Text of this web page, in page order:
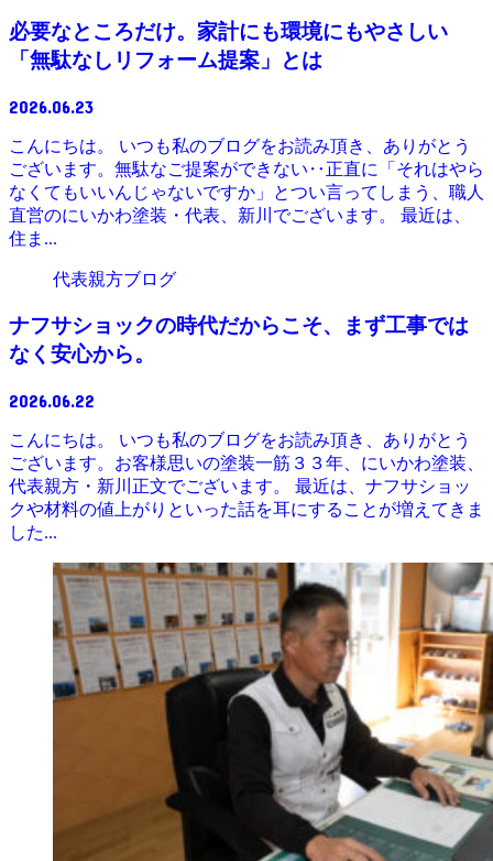
必要なところだけ。家計にも環境にもやさしい
「無駄なしリフォーム提案」とは
2026.06.23
こんにちは。 いつも私のブログをお読み頂き、ありがとう
ございます。無駄なご提案ができない‥正直に「それはやら
なくてもいいんじゃないですか」とつい言ってしまう、職人
直営のにいかわ塗装・代表、新川でございます。 最近は、
住ま...
代表親方ブログ
ナフサショックの時代だからこそ、まず工事では
なく安心から。
2026.06.22
こんにちは。 いつも私のブログをお読み頂き、ありがとう
ございます。お客様思いの塗装一筋３３年、にいかわ塗装、
代表親方・新川正文でございます。 最近は、ナフサショッ
クや材料の値上がりといった話を耳にすることが増えてきま
した...